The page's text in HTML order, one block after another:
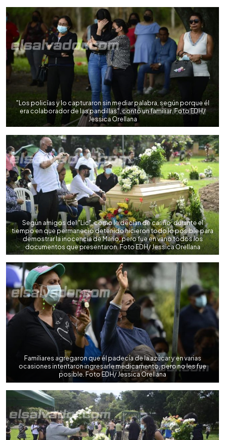
"Los policías y lo capturaron sin mediar palabra, según porque él
era colaborador de las pandillas", contó un familiar. Foto EDH/
Jessica Orellana
Según amigos del "Lic", como le decían de cariño, durante el
tiempo en que permaneció detenido hicieron todo lo posible para
demostrar la inocencia de Mario, pero fue en vano todos los
documentos que presentaron. Foto EDH/ Jessica Orellana
Familiares agregaron que él padecía de la azúcar y en varias
ocasiones intentaron ingresarle medicamento, pero no les fue
posible. Foto EDH/ Jessica Orellana